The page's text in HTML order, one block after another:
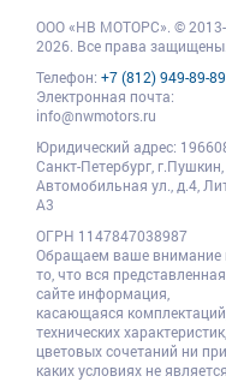
ООО«НВ МОТОРС» © 2013-
2026. Все права защищены.
Телефон: +7 (812) 949-89-89
Электронная почта:
info@nwmotors.ru
Юридический адрес:
Санкт-Петербург, г.Пушкин
Автомобильная ул., д.4,
А3
ОГРН 1147847038987
Обращаем ваше внимание
то, что вся
сайте информация,
касающаяся комплектаций,
технических характеристик,
цветовых сочетаний ни при
каких условиях не является